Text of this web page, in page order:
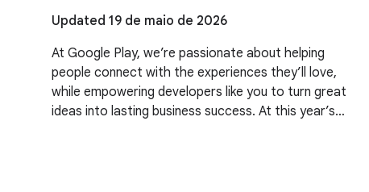
Updated 19 de maio de 2026
At Google Play, we’re passionate about helping
people connect with the experiences they’ll love,
while empowering developers like you to turn great
ideas into lasting business success. At this year’s